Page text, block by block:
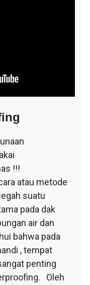
!!!
atau metode
suatu
pada dak
air dan
bahwa pada
, tempat
penting
Oleh